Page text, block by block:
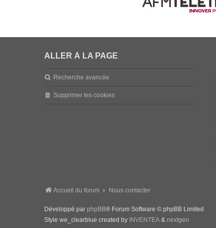
ALLER À LA PAGE
Recherche avancée
Supprimer les cookies
Accueil du forum Nous contacter
Développé par phpBB® Forum Software © phpBB Limited
Style we_clearblue created by INVENTEA & nextgen